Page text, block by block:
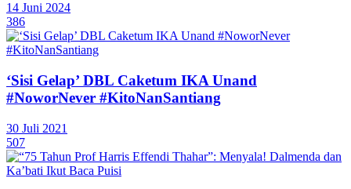
14 Juni 2024
386
‘Sisi Gelap’ DBL Caketum IKA Unand
#NoworNever #KitoNanSantiang
30 Juli 2021
507